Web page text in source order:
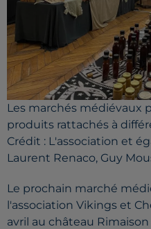
Les marchés médiévaux
produits rattachés à
Crédit : L'association et
Laurent Renaco, Guy
Le prochain marché
l'association Vikings et
avril au château